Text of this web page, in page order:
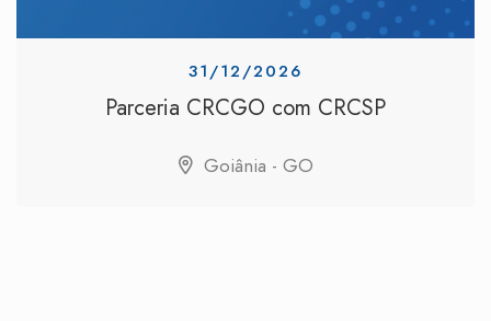
31/12/2026
Parceria CRCGO com CRCSP
Goiânia - GO